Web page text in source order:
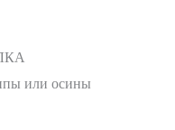
или осины